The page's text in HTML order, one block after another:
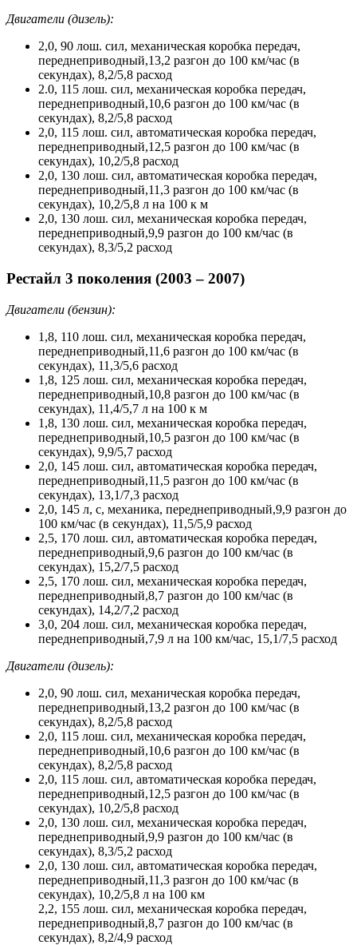
Двигатели (дизель):
2,0, 90 лош. сил, механическая коробка передач,
переднеприводный,13,2 разгон до 100 км/час (в
секундах), 8,2/5,8 расход
2.0, 115 лош. сил, механическая коробка передач,
переднеприводный,10,6 разгон до 100 км/час (в
секундах), 8,2/5,8 расход
2,0, 115 лош. сил, автоматическая коробка передач,
переднеприводный,12,5 разгон до 100 км/час (в
секундах), 10,2/5,8 расход
2,0, 130 лош. сил, автоматическая коробка передач,
переднеприводный,11,3 разгон до 100 км/час (в
секундах), 10,2/5,8 л на 100 к м
2,0, 130 лош. сил, механическая коробка передач,
переднеприводный,9,9 разгон до 100 км/час (в
секундах), 8,3/5,2 расход
Рестайл 3 поколения (2003 – 2007)
Двигатели (бензин):
1,8, 110 лош. сил, механическая коробка передач,
переднеприводный,11,6 разгон до 100 км/час (в
секундах), 11,3/5,6 расход
1,8, 125 лош. сил, механическая коробка передач,
переднеприводный,10,8 разгон до 100 км/час (в
секундах), 11,4/5,7 л на 100 к м
1,8, 130 лош. сил, механическая коробка передач,
переднеприводный,10,5 разгон до 100 км/час (в
секундах), 9,9/5,7 расход
2,0, 145 лош. сил, автоматическая коробка передач,
переднеприводный,11,5 разгон до 100 км/час (в
секундах), 13,1/7,3 расход
2,0, 145 л, с, механика, переднеприводный,9,9 разгон до
100 км/час (в секундах), 11,5/5,9 расход
2,5, 170 лош. сил, автоматическая коробка передач,
переднеприводный,9,6 разгон до 100 км/час (в
секундах), 15,2/7,5 расход
2,5, 170 лош. сил, механическая коробка передач,
переднеприводный,8,7 разгон до 100 км/час (в
секундах), 14,2/7,2 расход
3,0, 204 лош. сил, механическая коробка передач,
переднеприводный,7,9 л на 100 км/час, 15,1/7,5 расход
Двигатели (дизель):
2,0, 90 лош. сил, механическая коробка передач,
переднеприводный,13,2 разгон до 100 км/час (в
секундах), 8,2/5,8 расход
2,0, 115 лош. сил, механическая коробка передач,
переднеприводный,10,6 разгон до 100 км/час (в
секундах), 8,2/5,8 расход
2,0, 115 лош. сил, автоматическая коробка передач,
переднеприводный,12,5 разгон до 100 км/час (в
секундах), 10,2/5,8 расход
2,0, 130 лош. сил, механическая коробка передач,
переднеприводный,9,9 разгон до 100 км/час (в
секундах), 8,3/5,2 расход
2,0, 130 лош. сил, автоматическая коробка передач,
переднеприводный,11,3 разгон до 100 км/час (в
секундах), 10,2/5,8 л на 100 км
2,2, 155 лош. сил, механическая коробка передач,
переднеприводный,8,7 разгон до 100 км/час (в
секундах), 8,2/4,9 расход